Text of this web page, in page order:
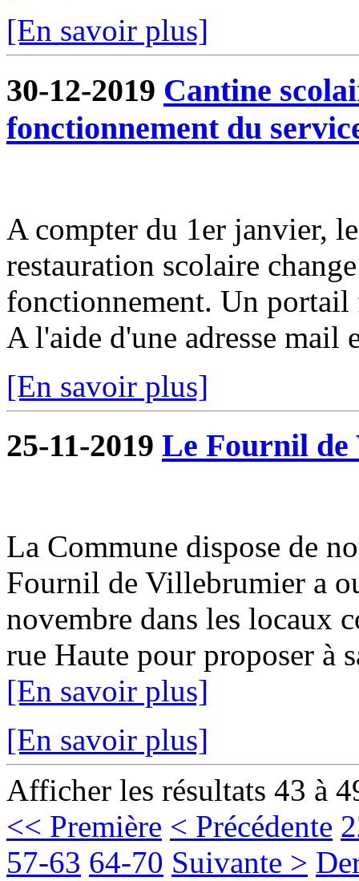
[En savoir plus]
30-12-2019 Cantine
fonctionnement du
A compter du 1er janvier,
restauration scolaire
fonctionnement. Un
A l'aide d'une adresse mail
[En savoir plus]
25-11-2019 Le Fournil de
La Commune dispose de
Fournil de Villebrumier a
novembre dans les locaux
rue Haute pour proposer à
[En savoir plus]
[En savoir plus]
Afficher les résultats 43 à
<< Première < Précédente
57-63 64-70 Suivante >